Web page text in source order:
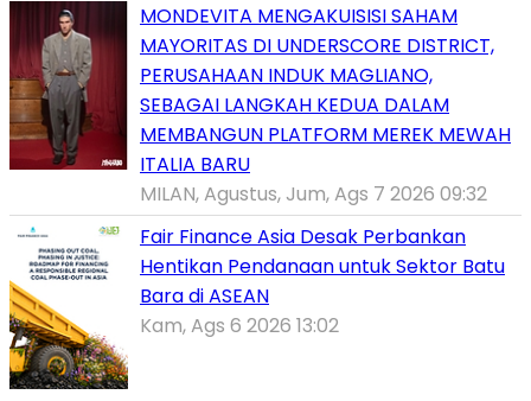
MONDEVITA MENGAKUISISI SAHAM
MAYORITAS DI UNDERSCORE DISTRICT,
PERUSAHAAN INDUK MAGLIANO,
SEBAGAI LANGKAH KEDUA DALAM
MEMBANGUN PLATFORM MEREK MEWAH
ITALIA BARU
MILAN, Agustus, Jum, Ags 7 2026 09:32
Fair Finance Asia Desak Perbankan
Hentikan Pendanaan untuk Sektor Batu
Bara di ASEAN
Kam, Ags 6 2026 13:02